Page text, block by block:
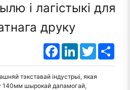
і лагістыкі для
друку
FacebookLinkedInTwitter
тэкставай індустрыі, якая
140мм шырокай дапамогай,